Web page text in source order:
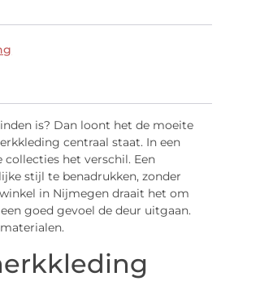
is? Dan loont het de moeite
centraal staat. In een
het verschil. Een
stijl te benadrukken, zonder
in Nijmegen draait het om
goed gevoel de deur uitgaan.